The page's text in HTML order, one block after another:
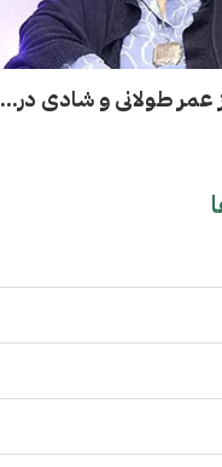
عمر طولانى و شادی در...